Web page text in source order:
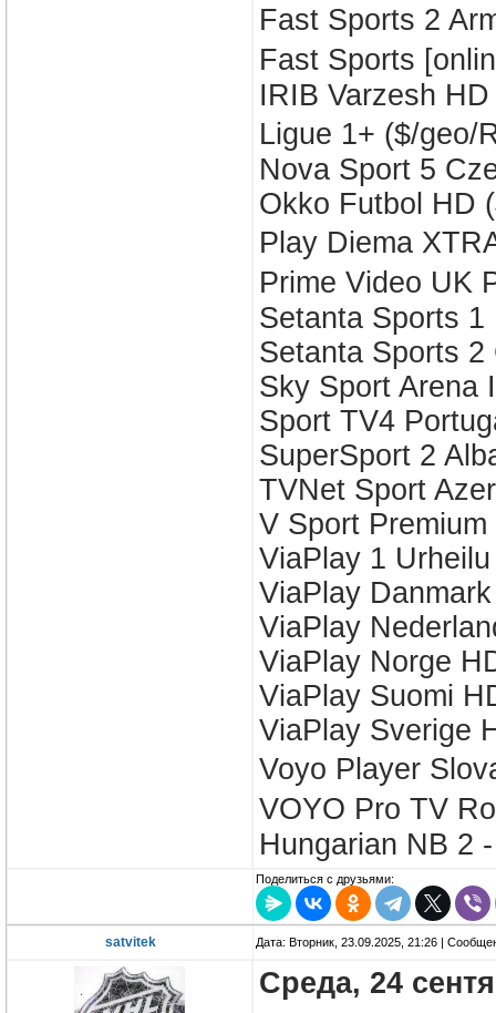
Fast Sports 2
Fast Sports
IRIB Varzesh HD
Ligue 1+ ($/
Nova Sport 5
Okko Futbol HD
Play Diema
Prime Video
Setanta Sports 1
Setanta Sports 2
Sky Sport Arena
Sport TV4
SuperSport 2
TVNet Sport
V Sport Premium
ViaPlay 1
ViaPlay
ViaPlay
ViaPlay Norge
ViaPlay Suomi
ViaPlay Sverige
Voyo Player
VOYO Pro TV
Hungarian NB 2
Поделиться с друзьями:
satvitek Дата: Вторник, 23.09.2025, 21:26 |
Среда, 24